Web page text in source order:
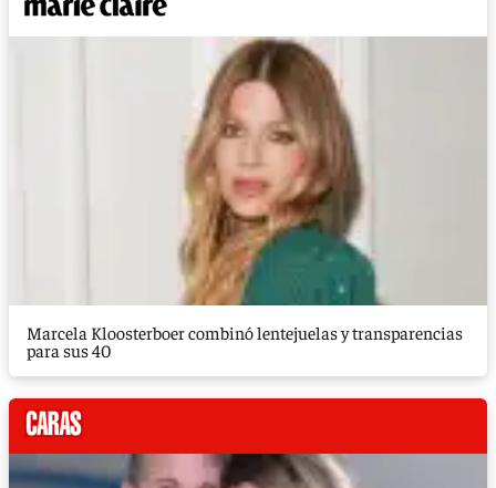
Marcela Kloosterboer combinó lentejuelas y transparencias
para sus 40